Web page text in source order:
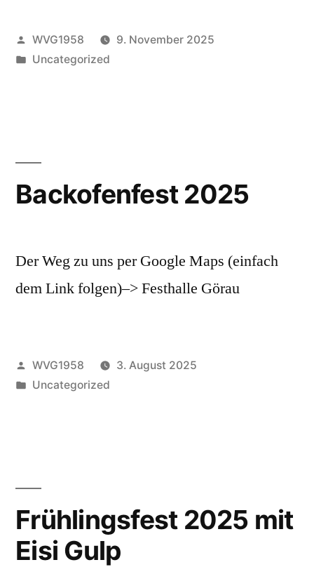
Veröffentlicht
von
WVG1958
9. November 2025
Veröffentlicht
Uncategorized
Backofenfest 2025
Der Weg zu uns per Google Maps (einfach
dem Link folgen)–> Festhalle Görau
Veröffentlicht
von
WVG1958
3. August 2025
Veröffentlicht
Uncategorized
Frühlingsfest 2025 mit
Eisi Gulp